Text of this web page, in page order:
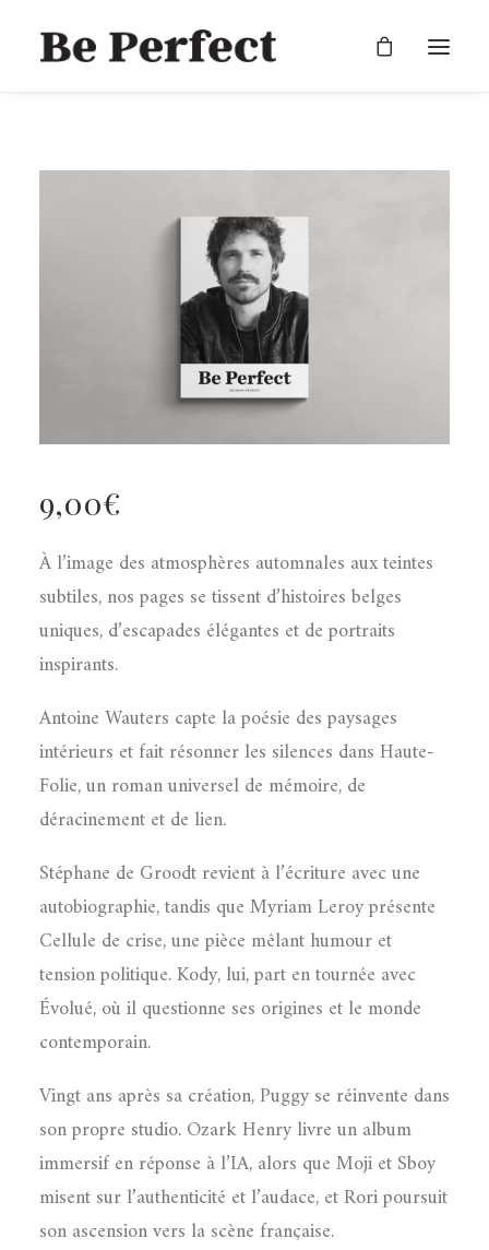
9,00€
Àl’image des atmosphères automnales aux teintes
subtiles, nos pages se tissent d’histoires belges
uniques, d’escapades élégantes et de portraits
inspirants.
Antoine Wauters capte la poésie des paysages
intérieurs et fait résonner les silences dans Haute-
Folie, un roman universel de mémoire, de
déracinement et de lien.
Stéphane de Groodt revient à l’écriture avec une
autobiographie, tandis que Myriam Leroy présente
Cellule de crise, une pièce mêlant humour et
tension politique. Kody, lui, part en tournée avec
Évolué, où il questionne ses origines et le monde
contemporain.
Vingt ans après sa création, Puggy se réinvente dans
son propre studio. Ozark Henry livre un album
immersif en réponse à l’IA, alors que Moji et Sboy
misent sur l’authenticité et l’audace, et Rori poursuit
son ascension vers la scène française.